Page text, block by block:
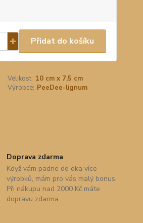
Přidat do košíku
Velikost: 10 cm x 7,5 cm
Výrobce: PeeDee-lignum
Doprava zdarma
Když vám padne do oka více
výrobků, mám pro vás malý bonus.
Při nákupu nad 2000 Kč máte
dopravu zdarma.